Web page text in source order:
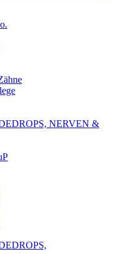
NERVEN &